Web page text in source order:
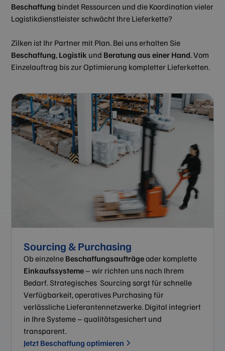
Beschaffung bindet Ressourcen und die Koordination vieler
Logistikdienstleister schwächt Ihre Lieferkette?
Zilken ist Ihr Partner mit Plan. Bei uns erhalten Sie
Beschaffung, Logistik und Beratung aus einer Hand. Vom
Einzelauftrag bis zur Optimierung kompletter Lieferketten.
Sourcing & Purchasing
Ob einzelne Beschaffungsaufträgeoder komplette
Einkaufssysteme – wir richten uns nach Ihrem
Bedarf. Strategisches Sourcing sorgt für schnelle
Verfügbarkeit, operatives Purchasing für
verlässliche Lieferantennetzwerke. Digital integriert
in Ihre Systeme – qualitätsgesichert und
transparent.
Jetzt Beschaffung optimieren